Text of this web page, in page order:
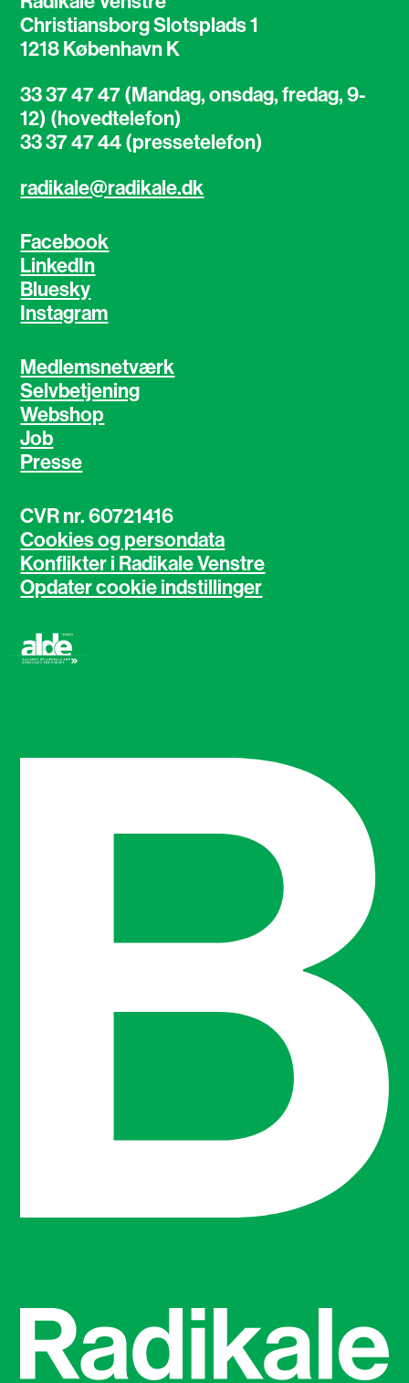
Christiansborg Slotsplads 1
1218 København K
33 37 47 47 (Mandag, onsdag, fredag, 9-
12) (hovedtelefon)
33 37 47 44 (pressetelefon)
radikale@radikale.dk
Facebook
LinkedIn
Bluesky
Instagram
Medlemsnetværk
Selvbetjening
Webshop
Job
Presse
CVR nr. 60721416
Cookies og persondata
Konflikter i Radikale Venstre
Opdater cookie indstillinger